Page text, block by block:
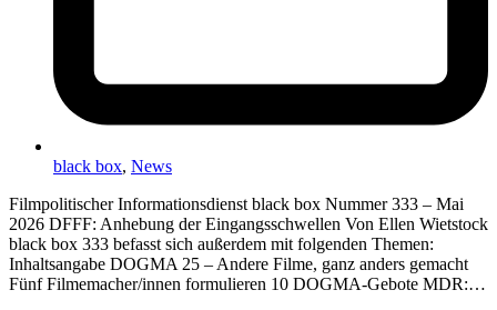
black box, News
Filmpolitischer Informationsdienst black box Nummer 333 – Mai
2026 DFFF: Anhebung der Eingangsschwellen Von Ellen Wietstock
black box 333 befasst sich außerdem mit folgenden Themen:
Inhaltsangabe DOGMA 25 – Andere Filme, ganz anders gemacht
Fünf Filmemacher/innen formulieren 10 DOGMA-Gebote MDR:…